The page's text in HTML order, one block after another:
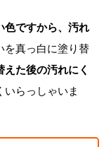
色ですから、汚れ
を真っ白に塗り替
えた後の汚れにく
いらっしゃいま